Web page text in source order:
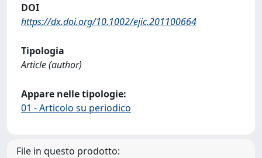
DOI
https://dx.doi.org/10.1002/ejic.201100664
Tipologia
Article (author)
Appare nelle tipologie:
01 - Articolo su periodico
File in questo prodotto: